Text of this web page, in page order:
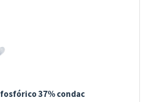
37% condac